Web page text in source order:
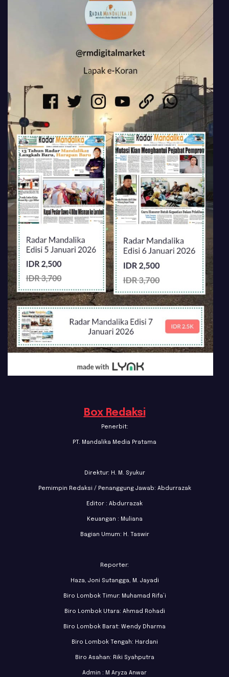
Box Redaksi
Penerbit:
PT. Mandalika Media Pratama
Direktur: H. M. Syukur
Pemimpin Redaksi / Penanggung Jawab: Abdurrazak
Editor : Abdurrazak
Keuangan : Muliana
Bagian Umum: H. Taswir
Reporter:
Haza, Joni Sutangga, M. Jayadi
Biro Lombok Timur: Muhamad Rifa’i
Biro Lombok Utara: Ahmad Rohadi
Biro Lombok Barat: Wendy Dharma
Biro Lombok Tengah: Hardani
Biro Asahan: Riki Syahputra
Admin : M Aryza Anwar